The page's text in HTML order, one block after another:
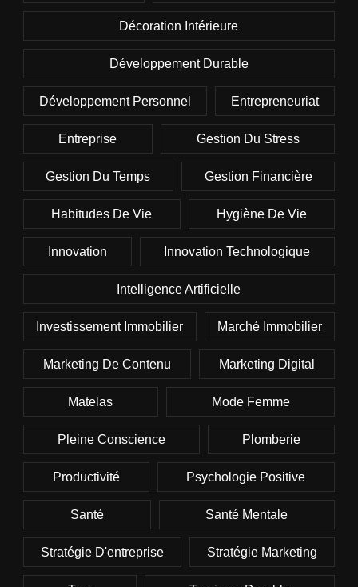
Décoration Intérieure
Développement Durable
Développement Personnel Entrepreneuriat
Entreprise Gestion Du Stress
Gestion Du Temps Gestion Financière
Habitudes De Vie Hygiène De Vie
Innovation Innovation Technologique
Intelligence Artificielle
Investissement Immobilier Marché Immobilier
Marketing De Contenu Marketing Digital
Matelas Mode Femme
Pleine Conscience Plomberie
Productivité Psychologie Positive
Santé Santé Mentale
Stratégie D'entreprise Stratégie Marketing